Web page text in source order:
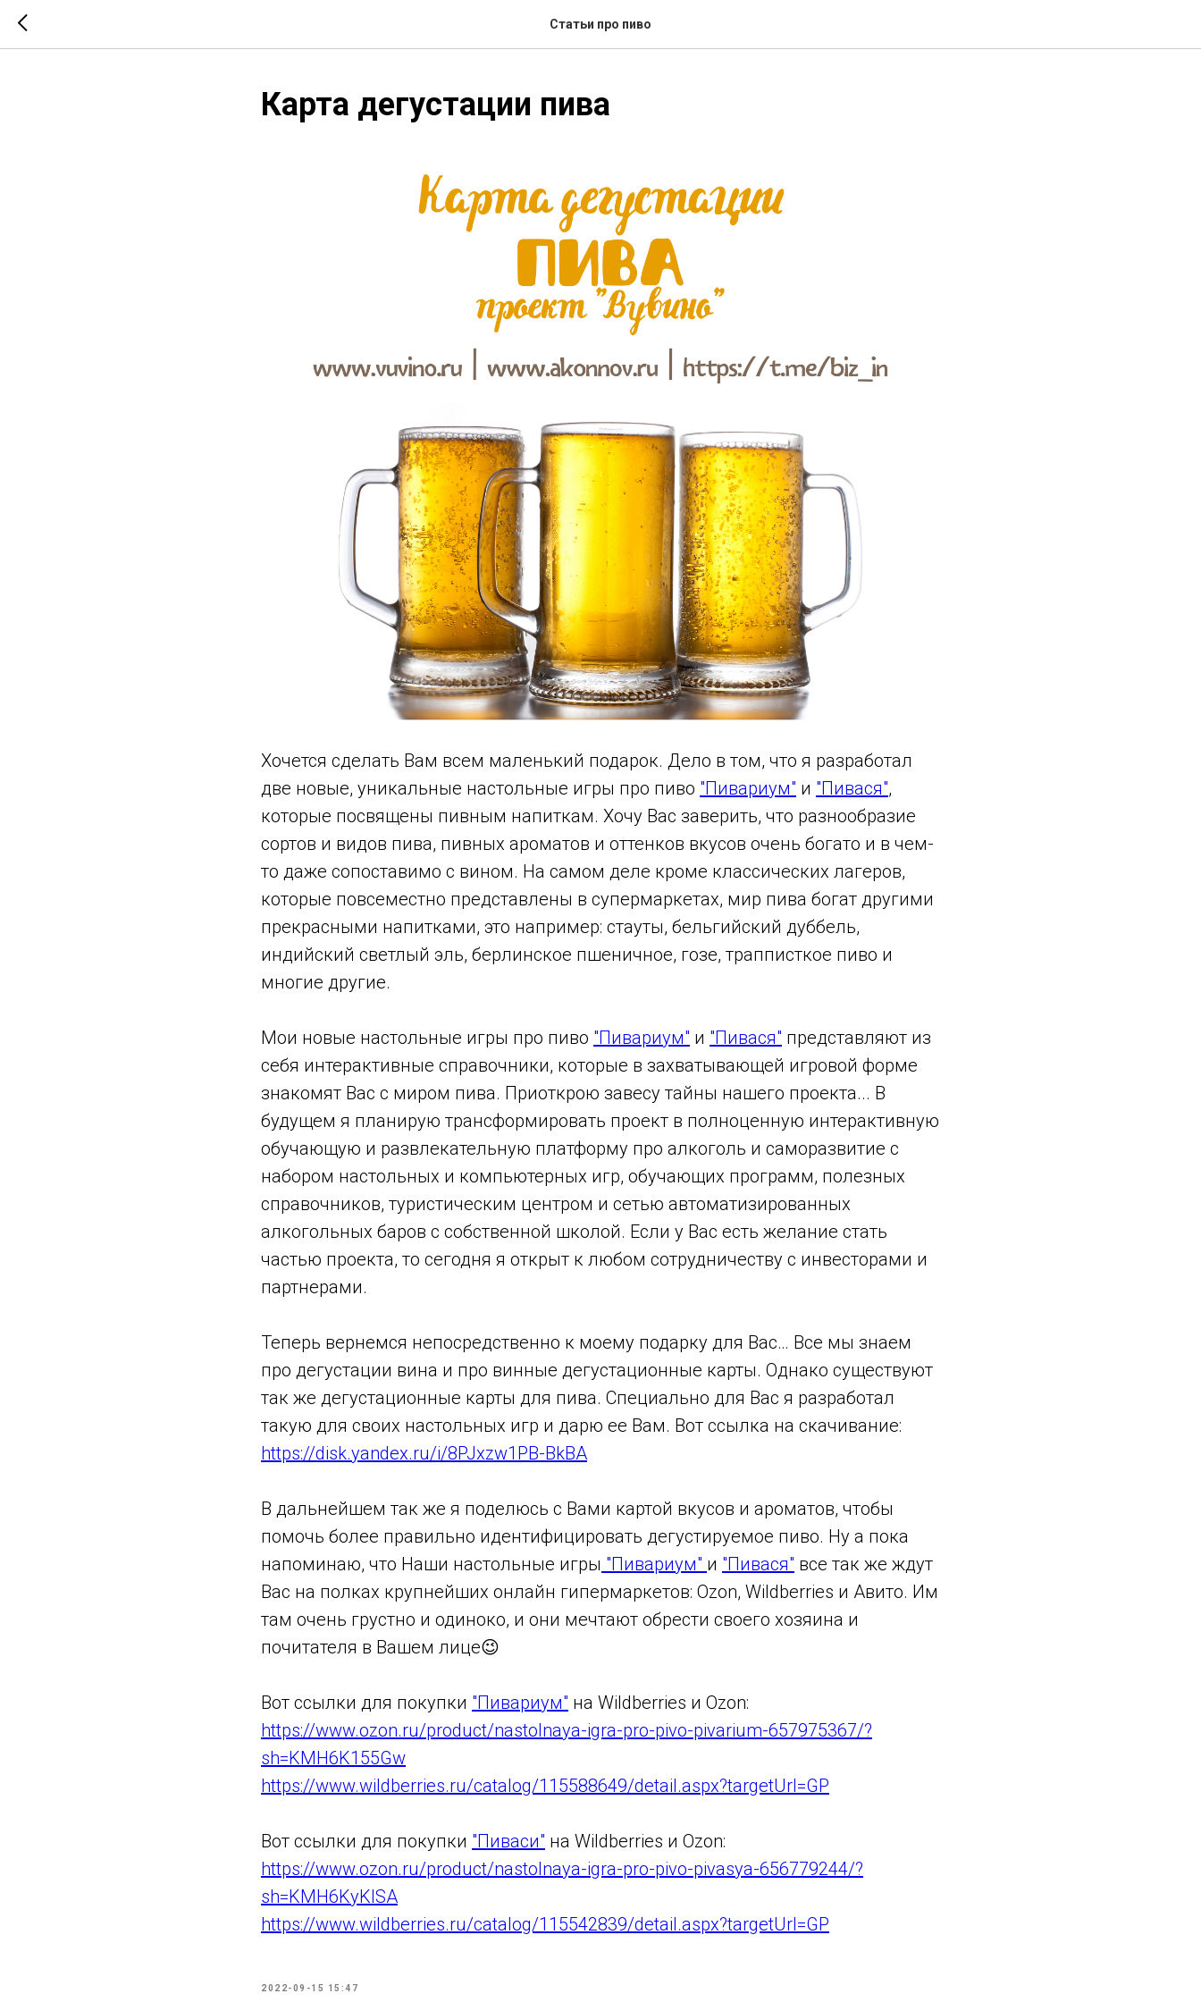
Статьи про пиво
Карта дегустации пива
Хочется сделать Вам всем маленький подарок. Дело в том, что я разработал
две новые, уникальные настольные игры про пиво "Пивариум" и "Пивася",
которые посвящены пивным напиткам. Хочу Вас заверить, что разнообразие
сортов и видов пива, пивных ароматов и оттенков вкусов очень богато и в чем-
то даже сопоставимо с вином. На самом деле кроме классических лагеров,
которые повсеместно представлены в супермаркетах, мир пива богат другими
прекрасными напитками, это например: стауты, бельгийский дуббель,
индийский светлый эль, берлинское пшеничное, гозе, трапписткое пиво и
многие другие.
Мои новые настольные игры про пиво "Пивариум" и "Пивася" представляют из
себя интерактивные справочники, которые в захватывающей игровой форме
знакомят Вас с миром пива. Приоткрою завесу тайны нашего проекта... В
будущем я планирую трансформировать проект в полноценную интерактивную
обучающую и развлекательную платформу про алкоголь и саморазвитие с
набором настольных и компьютерных игр, обучающих программ, полезных
справочников, туристическим центром и сетью автоматизированных
алкогольных баров с собственной школой. Если у Вас есть желание стать
частью проекта, то сегодня я открыт к любом сотрудничеству с инвесторами и
партнерами.
Теперь вернемся непосредственно к моему подарку для Вас… Все мы знаем
про дегустации вина и про винные дегустационные карты. Однако существуют
так же дегустационные карты для пива. Специально для Вас я разработал
такую для своих настольных игр и дарю ее Вам. Вот ссылка на скачивание:
https://disk.yandex.ru/i/8PJxzw1PB-BkBA
В дальнейшем так же я поделюсь с Вами картой вкусов и ароматов, чтобы
помочь более правильно идентифицировать дегустируемое пиво. Ну а пока
напоминаю, что Наши настольные игры "Пивариум" и "Пивася" все так же ждут
Вас на полках крупнейших онлайн гипермаркетов: Ozon, Wildberries и Авито. Им
там очень грустно и одиноко, и они мечтают обрести своего хозяина и
почитателя в Вашем лице😉
Вот ссылки для покупки "Пивариум" на Wildberries и Ozon:
https://www.ozon.ru/product/nastolnaya-igra-pro-pivo-pivarium-657975367/?
sh=KMH6K155Gw
https://www.wildberries.ru/catalog/115588649/detail.aspx?targetUrl=GP
Вот ссылки для покупки "Пиваси" на Wildberries и Ozon:
https://www.ozon.ru/product/nastolnaya-igra-pro-pivo-pivasya-656779244/?
sh=KMH6KyKISA
https://www.wildberries.ru/catalog/115542839/detail.aspx?targetUrl=GP
2022-09-15 15:47